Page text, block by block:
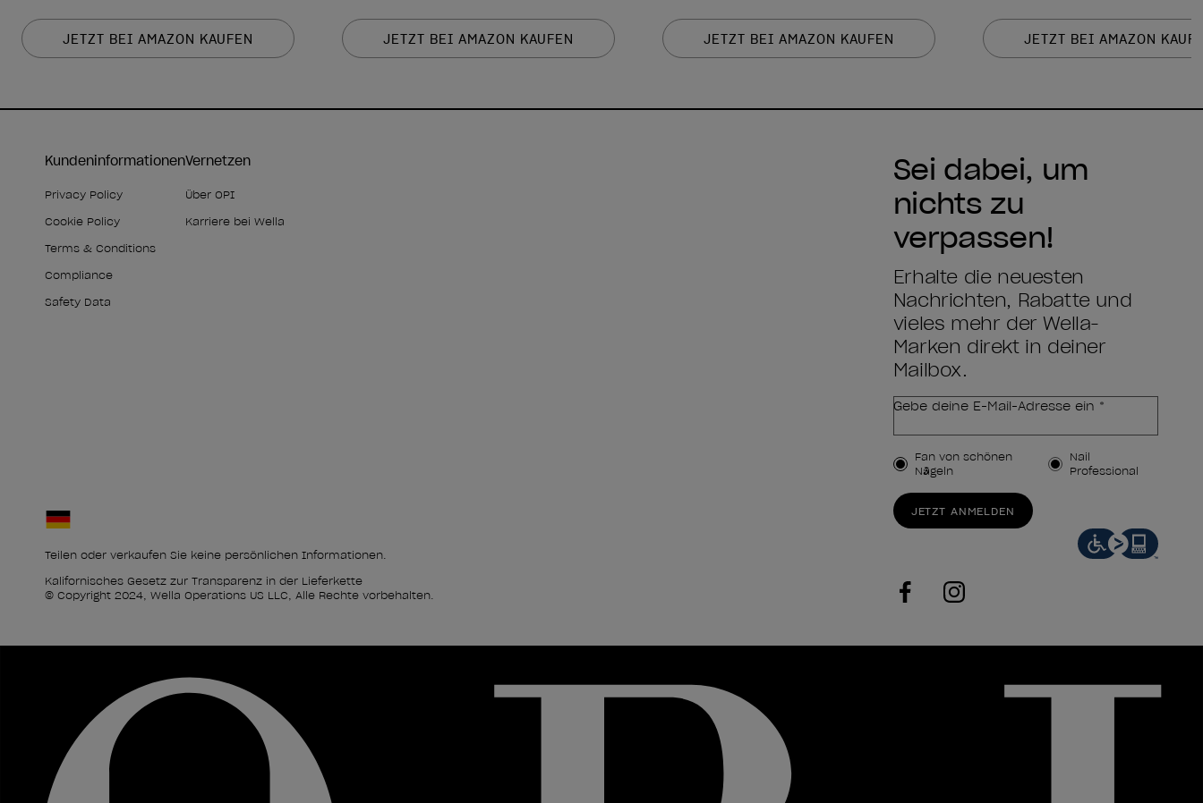
JETZT BEI AMAZON KAUFEN JETZT BEI AMAZON KAUFEN JETZT BEI AMAZON KAUFEN JETZT BEI AMAZON
Kundeninformationen
Privacy Policy
Cookie Policy
Terms & Conditions
Compliance
Safety Data
Vernetzen
Über OPI
Karriere bei Wella
Teilen oder verkaufen Sie keine persönlichen Informationen.
Kalifornisches Gesetz zur Transparenz in der Lieferkette
© Copyright 2024, Wella Operations US LLC, Alle Rechte vorbehalten.
Sei dabei, um
nichts zu
verpassen!
Erhalte die neuesten
Nachrichten, Rabatte und
vieles mehr der Wella-
Marken direkt in deiner
Mailbox.
Gebe deine E-Mail-Adresse ein *
Kundenart
Fan von schönen
Nägeln
Nail
Professional
JETZT ANMELDEN